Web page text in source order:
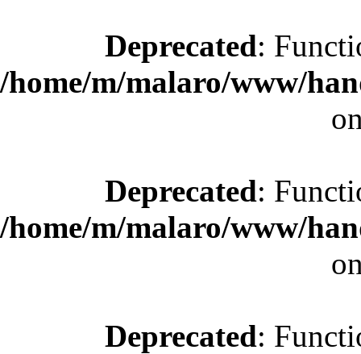
Deprecated:
/home/m/malaro/www/
Deprecated:
/home/m/malaro/www/
Deprecated: